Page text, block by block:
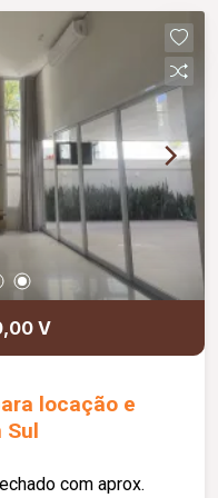
V
locação e
Sul
com aprox.